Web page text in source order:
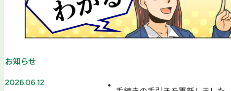
お知らせ
2026.06.12